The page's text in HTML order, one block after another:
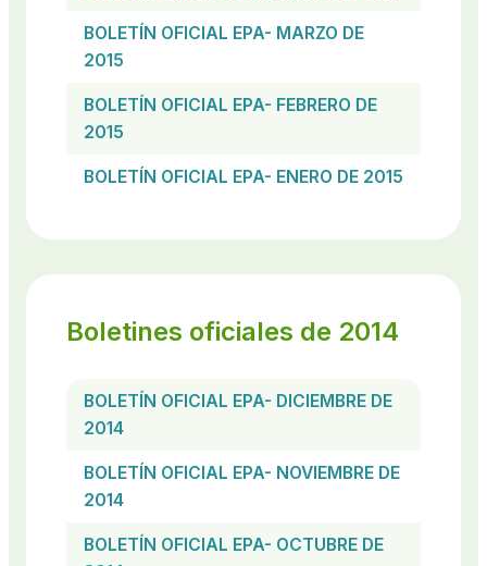
BOLETÍN OFICIAL EPA- MARZO DE
2015
BOLETÍN OFICIAL EPA- FEBRERO DE
2015
BOLETÍN OFICIAL EPA- ENERO DE 2015
Boletines oficiales de 2014
BOLETÍN OFICIAL EPA- DICIEMBRE DE
2014
BOLETÍN OFICIAL EPA- NOVIEMBRE DE
2014
BOLETÍN OFICIAL EPA- OCTUBRE DE